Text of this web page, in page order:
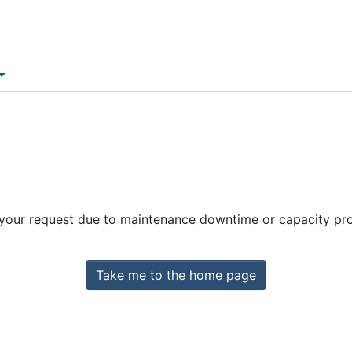
request due to maintenance downtime or capacity
Take me to the home page